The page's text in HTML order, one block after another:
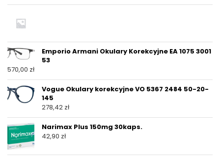
Emporio Armani Okulary Korekcyjne EA 1075 3001
53
570,00 zł
Vogue Okulary korekcyjne VO 5367 2484 50-20-
145
278,42 zł
Narimax Plus 150mg 30kaps.
42,90 zł